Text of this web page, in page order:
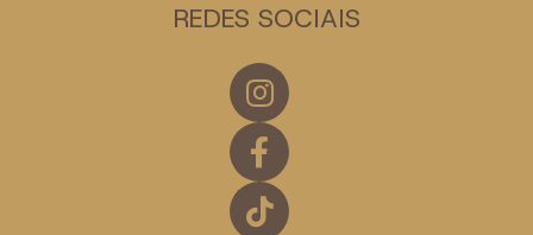
REDES SOCIAIS